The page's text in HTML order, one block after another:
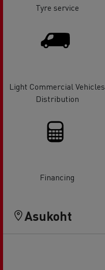
Tyre service
Light Commercial Vehicles
Distribution
Financing
Asukoht